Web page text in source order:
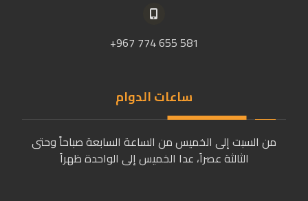
581 655 774 967+
ساعات الدوام
من السبت إلى الخميس من الساعة السابعة صباحاً وحتى
الثالثة عصراً، عدا الخميس إلى الواحدة ظهراً